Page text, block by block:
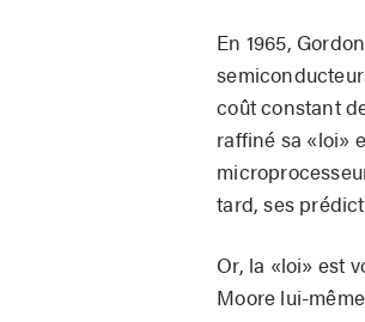
En 1965,
coût constant
raffiné sa «loi»
tard, ses
Or, la «loi» est
Moore lui-